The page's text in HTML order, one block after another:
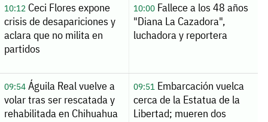
10:12Ceci Flores expone
crisis de desapariciones y
aclara que no milita en
partidos
10:00Fallece a los 48 años
"Diana La Cazadora",
luchadora y reportera
09:54Águila Real vuelve a
volar tras ser rescatada y
rehabilitada en Chihuahua
09:51Embarcación vuelca
cerca de la Estatua de la
Libertad; mueren dos